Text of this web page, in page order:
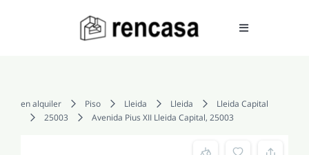
Toggle
en alquiler Piso Lleida Lleida
Lleida Capital
25003
Avenida Pius XII Lleida Capital, 25003